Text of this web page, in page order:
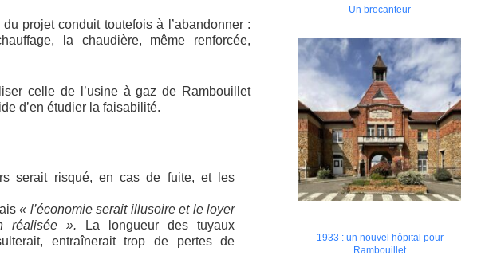
du projet conduit toutefois à l’abandonner :
la chaudière, même renforcée,
celle de l’usine à gaz de Rambouillet
d’en étudier la faisabilité.
serait risqué, en cas de fuite, et les
« l’économie serait illusoire et le loyer
réalisée ».
La longueur des tuyaux
entraînerait trop de pertes de
Un brocanteur
1933 : un nouvel hôpital pour
Rambouillet